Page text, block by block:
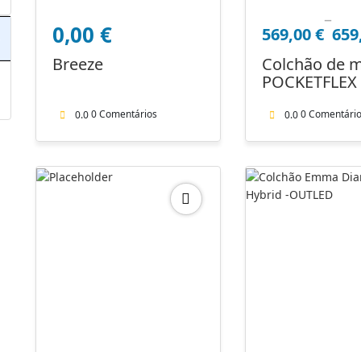
0,00 €
Breeze
0.00 Comentários
569,00€
–
range:
569,00 €
through
659,00 €
Colchão de
POCKETFLEX
0.00